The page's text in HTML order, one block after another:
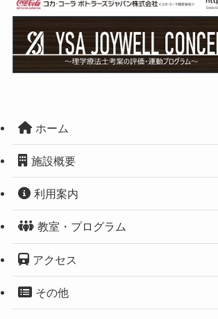
ホーム
施設概要
利用案内
教室・プログラム
アクセス
その他